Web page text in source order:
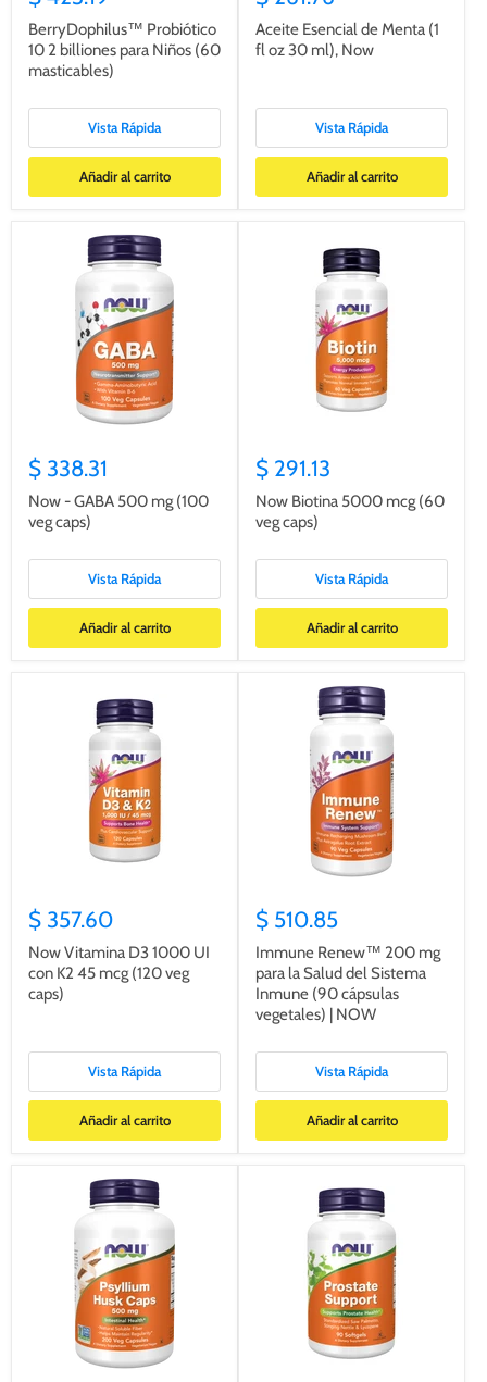
BerryDophilus™ Probiótico
10 2 billiones para Niños (60
masticables)
Vista Rápida
Añadir al carrito
Aceite Esencial de Menta (1
fl oz 30 ml), Now
Vista Rápida
Añadir al carrito
$ 338.31
Now - GABA 500 mg (100
veg caps)
Vista Rápida
Añadir al carrito
$ 291.13
Now Biotina 5000 mcg (60
veg caps)
Vista Rápida
Añadir al carrito
$ 357.60
Now Vitamina D3 1000 UI
con K2 45 mcg (120 veg
caps)
Vista Rápida
Añadir al carrito
$ 510.85
Immune Renew™ 200 mg
para la Salud del Sistema
Inmune (90 cápsulas
vegetales) | NOW
Vista Rápida
Añadir al carrito